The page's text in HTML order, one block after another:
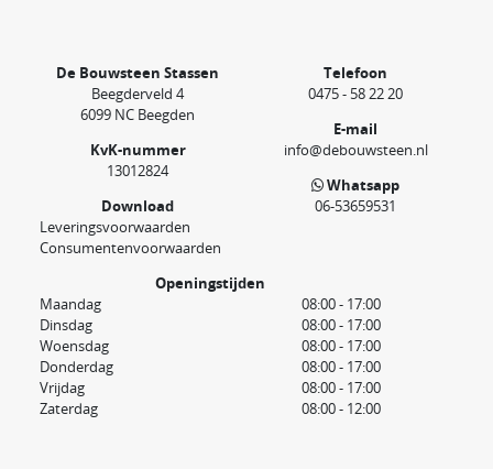
De Bouwsteen Stassen
Beegderveld 4
6099 NC Beegden
KvK-nummer
13012824
Download
Leveringsvoorwaarden
Consumentenvoorwaarden
Telefoon
0475 - 58 22 20
E-mail
info@debouwsteen.nl
Whatsapp
06-53659531
Openingstijden
Maandag
08:00 - 17:00
Dinsdag
08:00 - 17:00
Woensdag
08:00 - 17:00
Donderdag
08:00 - 17:00
Vrijdag
08:00 - 17:00
Zaterdag
08:00 - 12:00